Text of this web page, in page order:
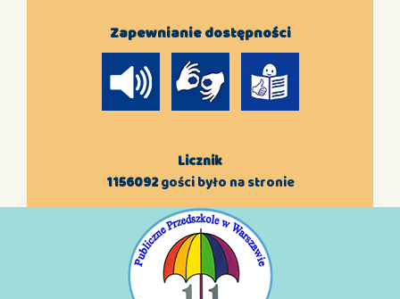
Zapewnianie dostępności
Licznik
1156092gości było na stronie